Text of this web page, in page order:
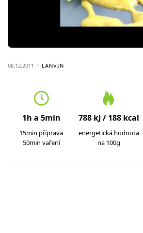
08.12.2011 LANVIN
1h a 5min
15min příprava
50min vaření
788 kJ / 188 kcal
energetická hodnota
na 100g